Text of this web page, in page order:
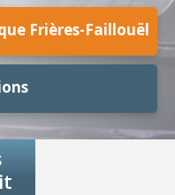
Frières-Faillouël